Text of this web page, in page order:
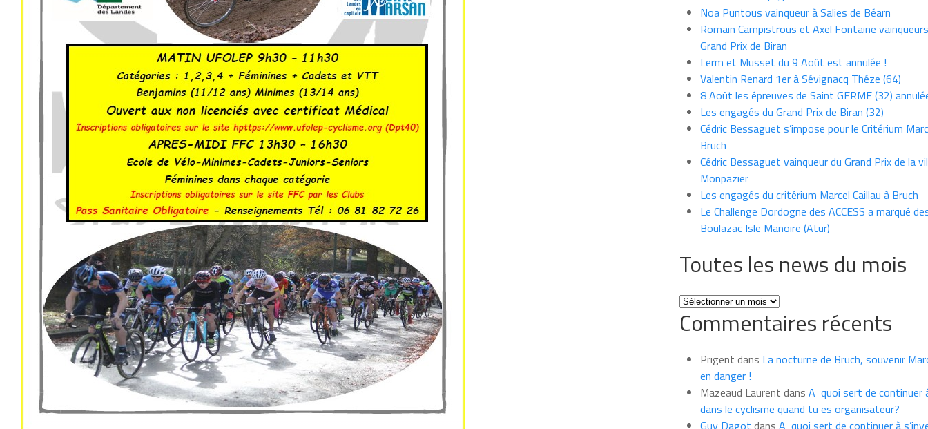
Noa Puntous vainqueur à Salies de Béarn
Romain Campistrous et Axel Fontaine
Grand Prix de Biran
Lerm et Musset du 9 Août est annulée !
Valentin Renard 1er à Sévignacq Théze (64)
8 Août les épreuves de Saint GERME (32)
Les engagés du Grand Prix de Biran (32)
Cédric Bessaguet s’impose pour le Critérium
Bruch
Cédric Bessaguet vainqueur du Grand Prix de la
Monpazier
Les engagés du critérium Marcel Caillau à Bruch
Le Challenge Dordogne des ACCESS a marqué
Boulazac Isle Manoire (Atur)
Toutes les news du mois
Toutes
les
news
mois
Commentaires récents
Prigent dans La nocturne de Bruch, souvenir
en danger !
Mazeaud Laurent dans A quoi sert de continuer
dans le cyclisme quand tu es organisateur?
Guy Dagot dans A quoi sert de continuer à